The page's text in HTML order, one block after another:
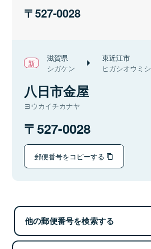
527-0028
滋賀県
シガケン
東近江市
ヒガシオウミシ
八日市金屋
ヨウカイチカナヤ
527-0028
郵便番号をコピーする
他の郵便番号を検索する